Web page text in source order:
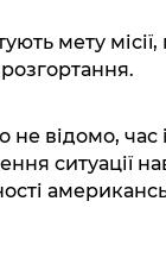
мету місії,
відомо, час
ситуації